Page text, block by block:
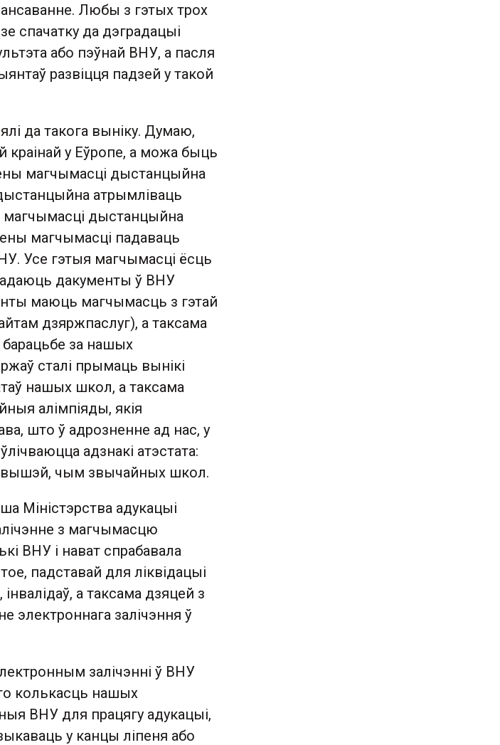
Любы з гэтых трох
спачатку да дэградацыі
або пэўнай ВНУ, а пасля
развіцця падзей у такой
да такога выніку. Думаю,
краінай у Еўропе, а можа быць
магчымасці дыстанцыйна
атрымліваць
магчымасці дыстанцыйна
магчымасці падаваць
Усе гэтыя магчымасці ёсць
дакументы ў ВНУ
маюць магчымасць з гэтай
дзяржпаслуг), а таксама
барацьбе за нашых
сталі прымаць вынікі
нашых школ, а таксама
алімпіяды, якія
што ў адрозненне ад нас, у
адзнакі атэстата:
вышэй, чым звычайных школ.
Міністэрства адукацыі
з магчымасцю
ВНУ і нават спрабавала
падставай для ліквідацыі
а таксама дзяцей з
электроннага залічэння ў
залічэнні ў ВНУ
колькасць нашых
ВНУ для працягу адукацыі,
у канцы ліпеня або